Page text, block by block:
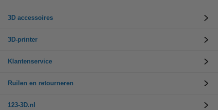
3D accessoires
3D-printer
Klantenservice
Ruilen en retourneren
123-3D.nl